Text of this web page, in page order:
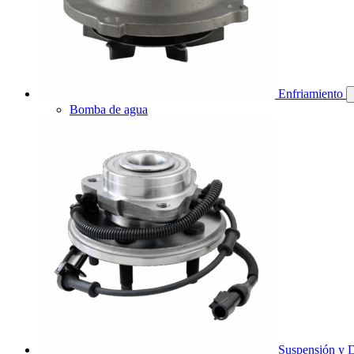
Enfriamiento
Bomba de agua
Suspensión y